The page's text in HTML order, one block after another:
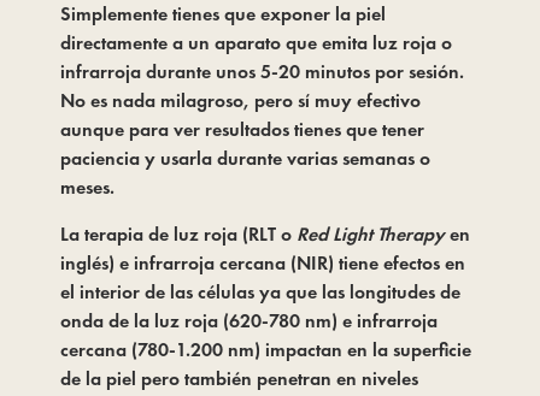
Simplemente tienes que exponer la piel
directamente a un aparato que emita luz roja o
infrarroja durante unos 5-20 minutos por sesión.
No es nada milagroso, pero sí muy efectivo
aunque para ver resultados tienes que tener
paciencia y usarla durante varias semanas o
meses.
La terapia de luz roja (RLT o Red Light Therapy en
inglés) e infrarroja cercana (NIR) tiene efectos en
el interior de las células ya que las longitudes de
onda de la luz roja (620-780 nm) e infrarroja
cercana (780-1.200 nm) impactan en la superficie
de la piel pero también penetran en niveles